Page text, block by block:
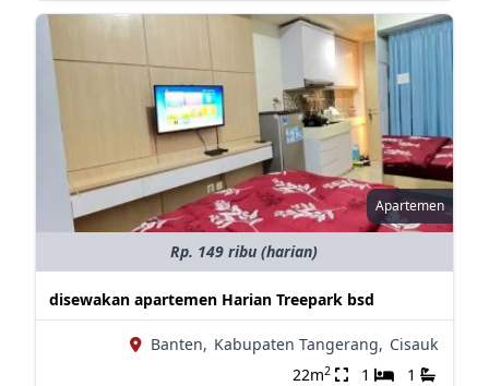
Apartemen
Rp. 149 ribu (harian)
disewakan apartemen Harian Treepark bsd
Banten, Kabupaten Tangerang, Cisauk
22m2 1 1